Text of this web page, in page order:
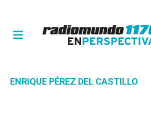
ENRIQUE PÉREZ DEL CASTILLO